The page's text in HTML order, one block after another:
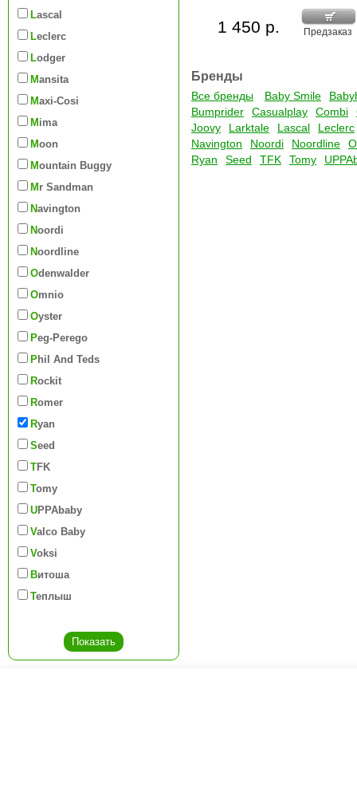
Lascal
Leclerc
Lodger
Mansita
Maxi-Cosi
Mima
Moon
Mountain Buggy
Mr Sandman
Navington
Noordi
Noordline
Odenwalder
Omnio
Oyster
Peg-Perego
Phil And Teds
Rockit
Romer
Ryan
Seed
TFK
Tomy
UPPAbaby
Valco Baby
Voksi
Витоша
Теплыш
Предзаказ
1 450 р.
Бренды
Все бренды Baby Smile
Bumprider
Casualplay Combi
Joovy
Larktale Lascal
Leclerc
Navington
Noordi Noordline
Ryan
Seed TFK Tomy